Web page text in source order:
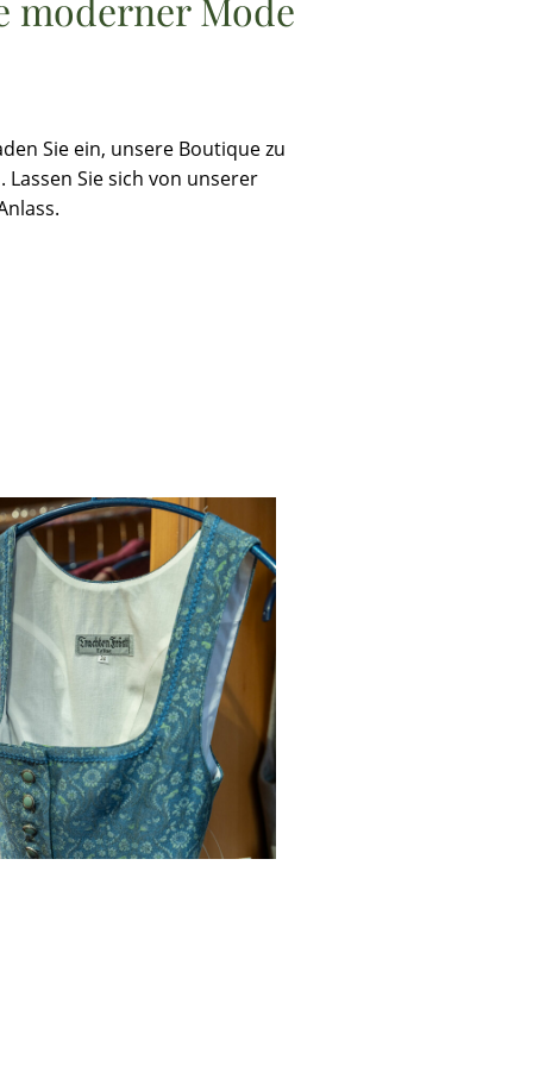
Sie ein, unsere Boutique zu
Sie sich von unserer